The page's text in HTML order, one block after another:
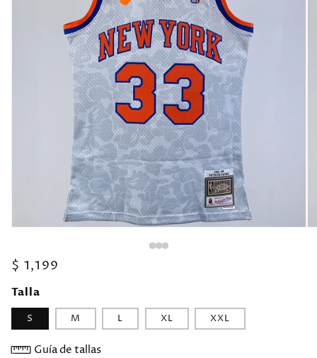
Precio
habitual
$ 1,199
Talla
S M L XL XXL
Guía de tallas